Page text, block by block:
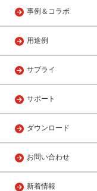
事例＆コラボ
用途例
サプライ
サポート
ダウンロード
お問い合わせ
新着情報